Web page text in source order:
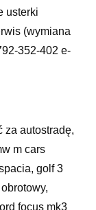
usterki
(wymiana
352-402 e-
za autostradę,
m cars
golf 3
focus mk3